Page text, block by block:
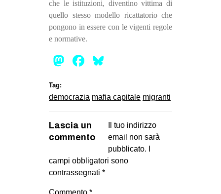
che le istituzioni, diventino vittima di
quello stesso modello ricattatorio che
pongono in essere con le vigenti regole
e normative.
Mastodon
Facebook
Tag:
democrazia mafia capitale migranti
Lascia un
commento
Il tuo indirizzo
email non sarà
pubblicato.
campi obbligatori sono
contrassegnati *